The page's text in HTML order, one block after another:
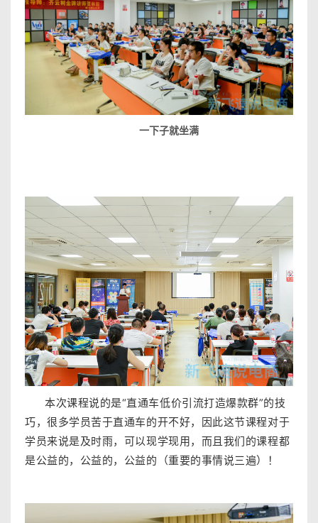
一下子就坐满
本次课程说的是“直通车低价引流打造爆款群”的技
巧，很多学员苦于直通车的开不好，因此这节课程对于
学员来说是及时雨，可以现学现用，而且我们的课程都
是公益的，公益的， 公益的（重要的事情说三遍）！